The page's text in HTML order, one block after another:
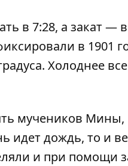
в 7:28, а закат —
в 1901
Холоднее
мучеников
идет дождь, то и
и при помощи